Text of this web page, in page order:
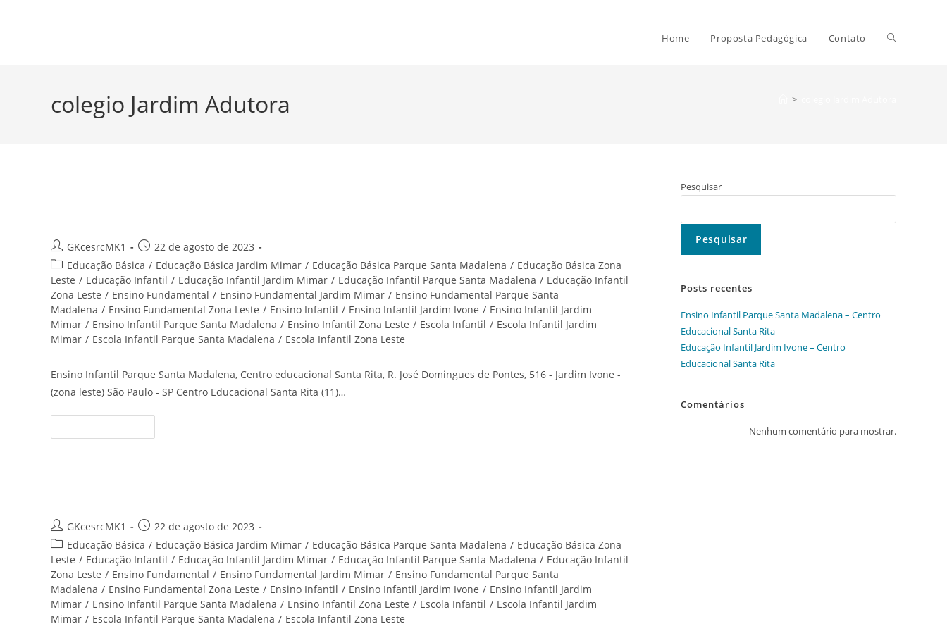
Home Proposta Pedagógica Contato Alternar
site
colegio Jardim Adutora >
Autor
do
post:
GKcesrcMK1
Post
publicado:
22 de agosto de 2023
Categoria
do
post:
Educação Básica / Educação Básica Jardim Mimar / Educação Básica Parque Santa Madalena / Educação Básica Zona
Leste / Educação Infantil / Educação Infantil Jardim Mimar / Educação Infantil Parque Santa Madalena / Educação Infantil
Zona Leste / Ensino Fundamental / Ensino Fundamental Jardim Mimar / Ensino Fundamental Parque Santa
Madalena / Ensino Fundamental Zona Leste / Ensino Infantil / Ensino Infantil Jardim Ivone / Ensino Infantil Jardim
Mimar / Ensino Infantil Parque Santa Madalena / Ensino Infantil Zona Leste / Escola Infantil / Escola Infantil Jardim
Mimar / Escola Infantil Parque Santa Madalena / Escola Infantil Zona Leste
Ensino Infantil Parque Santa Madalena, Centro educacional Santa Rita, R. José Domingues de Pontes, 516 - Jardim Ivone -
(zona leste) São Paulo - SP Centro Educacional Santa Rita (11)…
Infantil
Autor
do
post:
GKcesrcMK1
Post
publicado:
22 de agosto de 2023
Categoria
do
post:
Educação Básica / Educação Básica Jardim Mimar / Educação Básica Parque Santa Madalena / Educação Básica Zona
Leste / Educação Infantil / Educação Infantil Jardim Mimar / Educação Infantil Parque Santa Madalena / Educação Infantil
Zona Leste / Ensino Fundamental / Ensino Fundamental Jardim Mimar / Ensino Fundamental Parque Santa
Madalena / Ensino Fundamental Zona Leste / Ensino Infantil / Ensino Infantil Jardim Ivone / Ensino Infantil Jardim
Mimar / Ensino Infantil Parque Santa Madalena / Ensino Infantil Zona Leste / Escola Infantil / Escola Infantil Jardim
Mimar / Escola Infantil Parque Santa Madalena / Escola Infantil Zona Leste
Pesquisar
Pesquisar
Posts recentes
Ensino Infantil Parque Santa Madalena – Centro
Educacional Santa Rita
Educação Infantil Jardim Ivone – Centro
Educacional Santa Rita
Comentários
Nenhum comentário para mostrar.